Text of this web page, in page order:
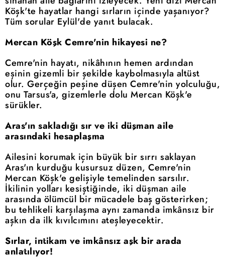
Köşk'te hayatlar hangi sırların içinde yaşanıyor?
Tüm sorular Eylül'de yanıt bulacak.
Mercan Köşk Cemre'nin hikayesi ne?
Cemre'nin hayatı, nikâhının hemen ardından
eşinin gizemli bir şekilde kaybolmasıyla altüst
olur. Gerçeğin peşine düşen Cemre'nin yolculuğu,
onu Tarsus'a, gizemlerle dolu Mercan Köşk'e
sürükler.
Aras'ın sakladığı sır ve iki düşman aile
arasındaki hesaplaşma
Ailesini korumak için büyük bir sırrı saklayan
Aras'ın kurduğu kusursuz düzen, Cemre'nin
Mercan Köşk'e gelişiyle temelinden sarsılır.
İkilinin yolları kesiştiğinde, iki düşman aile
arasında ölümcül bir mücadele baş gösterirken;
bu tehlikeli karşılaşma aynı zamanda imkânsız bir
aşkın da ilk kıvılcımını ateşleyecektir.
Sırlar, intikam ve imkânsız aşk bir arada
anlatılıyor!